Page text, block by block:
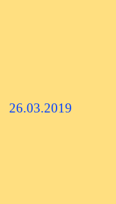
26.03.2019